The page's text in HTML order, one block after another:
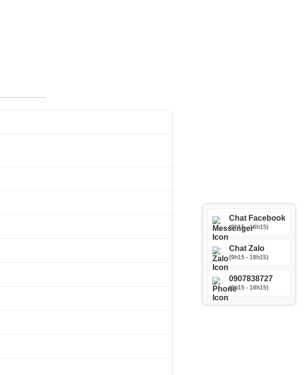
Chat Facebook
(9h15 - 18h15)
Chat Zalo
(9h15 - 18h15)
0907838727
(9h15 - 18h15)